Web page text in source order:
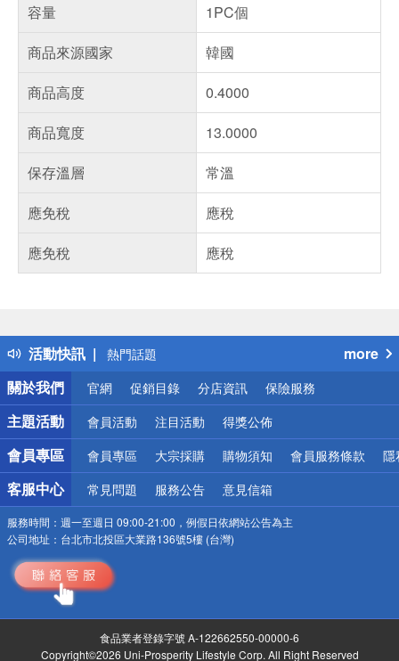
容量
1PC個
商品來源國家
韓國
商品高度
0.4000
商品寬度
13.0000
保存溫層
常溫
應免稅
應稅
應免稅
應稅
活動快訊
得獎公告
熱門話題
銀行優惠
偏遠地區配送
詐騙網頁！請小心！
more
關於我們
官網 促銷目錄 分店資訊 保險服務
主題活動 會員活動 注目活動 得獎公佈
會員專區 會員專區 大宗採購 購物須知 會員服務條款 隱
客服中心 常見問題 服務公告 意見信箱
服務時間： 週一至週日 09:00-21:00，例假日依網站公告為主
公司地址： 台北市北投區大業路136號5樓 (台灣)
食品業者登錄字號 A-122662550-00000-6
Copyright©2026 Uni-Prosperity Lifestyle Corp. All Right Reserved